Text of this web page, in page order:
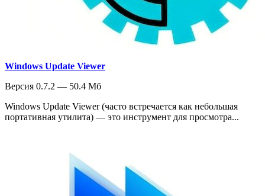
Windows Update Viewer
Версия 0.7.2 — 50.4 Мб
Windows Update Viewer (часто встречается как небольшая
портативная утилита) — это инструмент для просмотра...